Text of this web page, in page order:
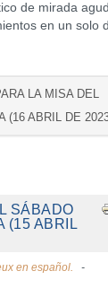
de mirada
en un solo
LA MISA DEL
(16 ABRIL DE
SÁBADO
(15 ABRIL
en español.